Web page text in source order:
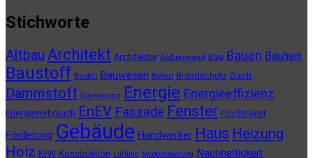
Stichworte
Altbau Architekt Architektur Außenwand Bau Bauen Bauherr
Baustoff Bauteil Bauwesen Beton Brandschutz Dach
Dämmstoff Dämmung Energie Energieeffizienz
Energieverbrauch EnEV Fassade Fenster Feuchtigkeit
Förderung Gebäude Handwerker Haus Heizung
Holz KfW Konstruktion Lüftung Modernisierung Nachhaltigkeit